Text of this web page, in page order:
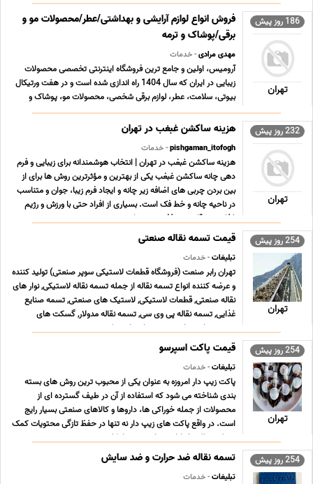
186 روز پیش
تهران
فروش انواع لوازم آرایشی و بهداشتی/عطر/محصولات مو و
برقی/پوشاک و ترمه
مهدی مرادی- خدمات
آرومیس، اولین و جامع ترین فروشگاه اینترنتی تخصصی محصولات
زیبایی در ایران که سال 1404 راه اندازی شده است و در هفت ورتیکال
بیوتی، سلامت، عطر، لوازم برقی شخصی، محصولات مو، پوشاک و
صنایع دستی، محصولات بیش از 1000 برند معتبر را عرضه می کند.
آرومیس با تنوعی بالغ بر 10 هزار کالای متفاوت ... ...
232 روز پیش
تهران
هزینه ساکشن غبغب در تهران
pishgaman_itofogh- خدمات
هزینه ساکشن غبغب در تهران | انتخاب هوشمندانه برای زیبایی و فرم
دهی چانه ساکشن غبغب یکی از بهترین و مؤثرترین روش ها برای از
بین بردن چربی های اضافه زیر چانه و ایجاد فرم زیبا، جوان و متناسب
در ناحیه چانه و خط فک است. بسیاری از افراد حتی با ورزش و رژیم
غذایی نیز قادر به حذف چربی های ... ...
254 روز پیش
تهران
قیمت تسمه نقاله صنعتی
تبلیغات- خدمات
تهران رابر صنعت (فروشگاه قطعات لاستیکی سوپر صنعتی) تولید کننده
و عرضه کننده انواع تسمه نقاله از جمله تسمه نقاله لاستیکی, نوار های
نقاله صنعتی, قطعات لاستیکی, لاستیک های صنعتی, تسمه صنایع
غذایی, تسمه نقاله پی وی سی, تسمه نقاله مدولار, گسکت های
صنعتی, واشر های صنعتی, واشر لاستیکی, ... ...
254 روز پیش
تهران
قیمت پاکت اسپرسو
تبلیغات- خدمات
پاکت زیپ دار امروزه به عنوان یکی از محبوب ترین روش های بسته
بندی شناخته می شود که استفاده از آن در طیف گسترده ای از
محصولات از جمله خوراکی ها، داروها و کالاهای صنعتی بسیار رایج
است. در واقع پاکت های زیپ دار نه تنها در حفظ تازگی محتویات کمک
می کنند بلکه با طراحی های بهینه، امکان م ... ...
254 روز پیش تسمه نقاله ضد حرارت و ضد سایش
تبلیغات- خدمات